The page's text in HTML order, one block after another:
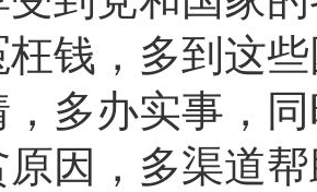
枉钱，多到这
，多办实事，
原因，多渠道